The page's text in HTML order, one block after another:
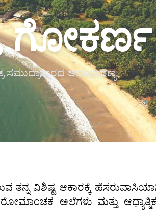
ಗೋಕರ್ಣ
ಅಭಯಾರಣ್ಯ
ತನ್ನ ವಿಶಿಷ್ಟ ಆಕಾರಕ್ಕೆ
ರೋಮಾಂಚಕ ಅಲೆಗಳು ಮತ್ತು